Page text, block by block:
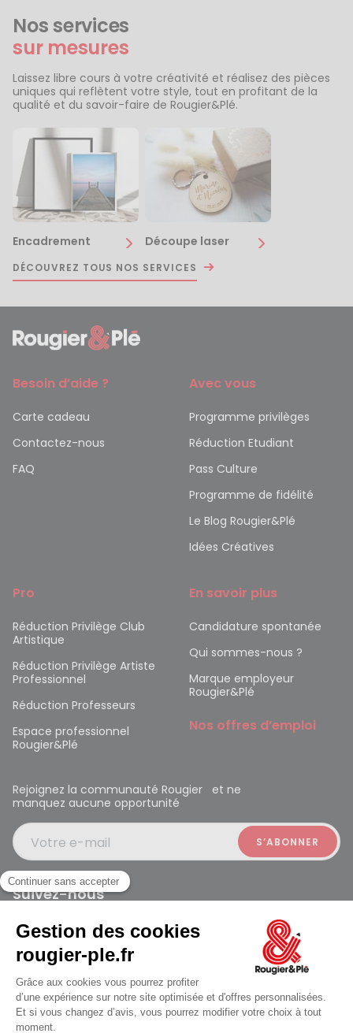
ouvert à 09:30
Nos services
sur mesures
Laissez libre cours à votre créativité et réalisez des pièces
uniques qui reflètent votre style, tout en profitant de la
qualité et du savoir-faire de Rougier&Plé.
Encadrement Découpe laser
DÉCOUVREZ TOUS NOS SERVICES
Besoin d’aide ?
Carte cadeau
Contactez-nous
FAQ
Avec vous
Programme privilèges
Réduction Etudiant
Pass Culture
Programme de fidélité
Le Blog Rougier&Plé
Idées Créatives
Pro
Réduction Privilège Club
Artistique
Réduction Privilège Artiste
Professionnel
Réduction Professeurs
Espace professionnel
Rougier&Plé
En savoir plus
Candidature spontanée
Qui sommes-nous ?
Marque employeur
Rougier&Plé
Nos offres d’emploi
Rejoignez la communauté Rougier et ne
manquez aucune opportunité
Votre e-mail
Suivez-nous
Rougier et Plé 2024 Copyright